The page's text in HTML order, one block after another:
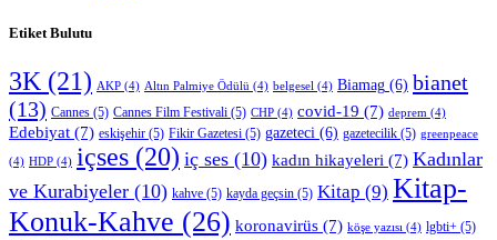
Etiket Bulutu
3K (21) AKP (4) Altın Palmiye Ödülü (4) belgesel (4) Biamag (6) bianet
(13) Cannes (5) Cannes Film Festivali (5) CHP (4) covid-19 (7) deprem (4)
Edebiyat (7) eskişehir (5) Fikir Gazetesi (5) gazeteci (6) gazetecilik (5) greenpeace
(4) HDP (4) içses (20) iç ses (10) kadın hikayeleri (7) Kadınlar
ve Kurabiyeler (10) kahve (5) kayda geçsin (5) Kitap (9) Kitap-
Konuk-Kahve (26) koronavirüs (7) köşe yazısı (4) lgbti+ (5)